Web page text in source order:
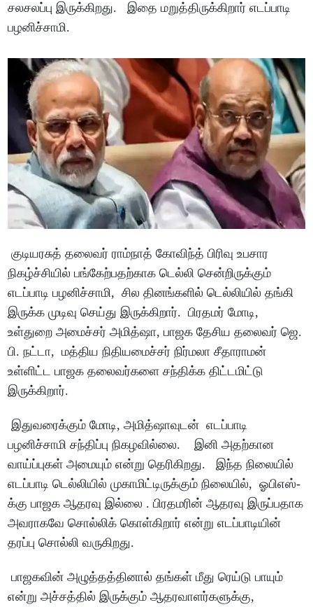
சலசலப்பு இருக்கிறது. இதை மறுத்திருக்கிறார் எடப்பாடி
பழனிச்சாமி.
குடியரசுத் தலைவர் ராம்நாத் கோவிந்த் பிரிவு உபசார
நிகழ்ச்சியில் பங்கேற்பதற்காக டெல்லி சென்றிருக்கும்
எடப்பாடி பழனிச்சாமி, சில தினங்களில் டெல்லியில் தங்கி
இருக்க முடிவு செய்து இருக்கிறார். பிரதமர் மோடி,
உள்துறை அமைச்சர் அமித்ஷா, பாஜக தேசிய தலைவர் ஜெ.
பி. நட்டா, மத்திய நிதியமைச்சர் நிர்மலா சீதாராமன்
உள்ளிட்ட பாஜக தலைவர்களை சந்திக்க திட்டமிட்டு
இருக்கிறார்.
இதுவரைக்கும் மோடி, அமித்ஷாவுடன் எடப்பாடி
பழனிச்சாமி சந்திப்பு நிகழவில்லை. இனி அதற்கான
வாய்ப்புகள் அமையும் என்று தெரிகிறது. இந்த நிலையில்
எடப்பாடி டெல்லியில் முகாமிட்டிருக்கும் நிலையில், ஓபிஎஸ்-
க்கு பாஜக ஆதரவு இல்லை . பிரதமரின் ஆதரவு இருப்பதாக
அவராகவே சொல்லிக் கொள்கிறார் என்று எடப்பாடியின்
தரப்பு சொல்லி வருகிறது.
பாஜகவின் அழுத்தத்தினால் தங்கள் மீது ரெய்டு பாயும்
என்று அச்சத்தில் இருக்கும் ஆதரவாளர்களுக்கு,